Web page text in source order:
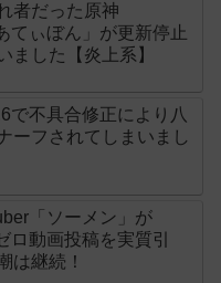
者だった原神
てぃぼん」が更新停止
ました【炎上系】
で不具合修正により八
ーフされてしまいまし
「ソーメン」が
ロ動画投稿を実質引
は継続！